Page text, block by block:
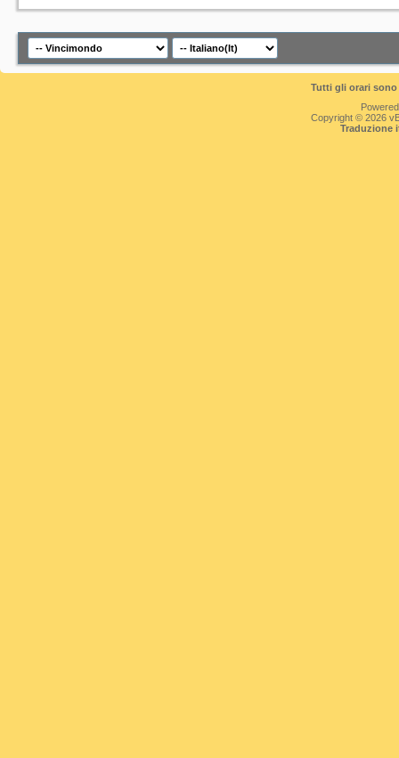
Tutti gli orari
Copyright © 2026
Traduzione